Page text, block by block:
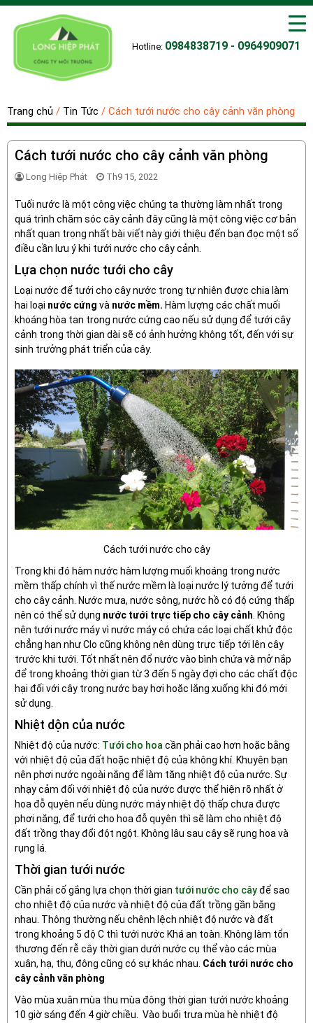
Hotline: 0984838719 - 0964909071
Trang chủ / Tin Tức / Cách tưới nước cho cây cảnh văn phòng
Cách tưới nước cho cây cảnh văn phòng
Long Hiệp Phát Th9 15, 2022
Tuối nước là một công việc chúng ta thường làm nhất trong
quá trình chăm sóc cây cảnh đây cũng là một công việc cơ bản
nhất quan trọng nhất bài viết này giới thiệu đến bạn đọc một số
điều cần lưu ý khi tưới nước cho cây cảnh.
Lựa chọn nước tưới cho cây
Loại nước để tưới cho cây nước trong tự nhiên được chia làm
hai loại nước cứng và nước mềm. Hàm lượng các chất muối
khoáng hòa tan trong nước cứng cao nếu sử dụng để tưới cây
cảnh trong thời gian dài sẽ có ảnh hưởng không tốt, đến với sự
sinh trưởng phát triển của cây.
Cách tưới nước cho cây
Trong khi đó hàm nước hàm lượng muối khoáng trong nước
mềm thấp chính vì thế nước mềm là loại nước lý tưởng để tưới
cho cây cảnh. Nước mưa, nước sông, nước hồ có độ cứng thấp
nên có thể sử dụng nước tưới trực tiếp cho cây cảnh. Không
nên tưới nước máy vì nước máy có chứa các loại chất khử độc
chẳng hạn như Clo cũng không nên dùng trực tiếp tới lên cây
trước khi tưới. Tốt nhất nên đổ nước vào bình chứa và mở nắp
để trong khoảng thời gian từ 3 đến 5 ngày đợi cho các chất độc
hại đối với cây trong nước bay hơi hoặc lắng xuống khi đó mới
sử dụng.
Nhiệt dộn của nước
Nhiệt độ của nước: Tưới cho hoacần phải cao hơn hoặc bằng
với nhiệt độ của đất hoặc nhiệt độ của không khí. Khuyên bạn
nên phơi nước ngoài nắng để làm tăng nhiệt độ của nước. Sự
nhạy cảm đối với nhiệt độ của nước được thể hiện rõ nhất ở
hoa đỗ quyên nếu dùng nước máy nhiệt độ thấp chưa được
phơi nắng, để tưới cho hoa đỗ quyên thì sẽ làm cho nhiệt độ
đất trồng thay đổi đột ngột. Không lâu sau cây sẽ rụng hoa và
rụng lá.
Thời gian tưới nước
Cần phải cố gắng lựa chọn thời gian tưới nước cho câyđể sao
cho nhiệt độ của nước và nhiệt độ của đất trồng gần bằng
nhau. Thông thường nếu chênh lệch nhiệt độ nước và đất
trong khoảng 5 độ C thì tưới nước Khá an toàn. Không làm tổn
thương đến rễ cây thời gian dưới nước cụ thể vào các mùa
xuân, hạ, thu, đông cũng có sự khác nhau. Cách tưới nước cho
cây cảnh văn phòng
Vào mùa xuân mùa thu mùa đông thời gian tưới nước khoảng
10 giờ sáng đến 4 giờ chiều. Vào buổi trưa mùa hè nhiệt độ